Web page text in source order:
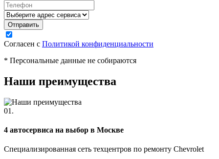
Согласен с Политикой конфиденциальности
* Персональные данные не собираются
Наши преимущества
01.
4 автосервиса на выбор в Москве
Специализированная сеть техцентров по ремонту Chevrolet